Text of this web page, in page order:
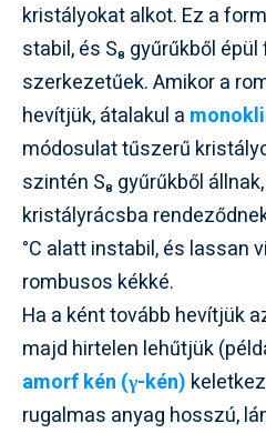
kristályokat alkot. Ez a
stabil, és S₈ gyűrűkből
szerkezetűek. Amikor a
hevítjük, átalakul a
módosulat tűszerű
szintén S₈ gyűrűkből
kristályrácsba
°C alatt instabil, és lassan
rombusos kékké.
Ha a ként tovább hevítjük
majd hirtelen lehűtjük
amorf kén (γ-kén)
rugalmas anyag hosszú,